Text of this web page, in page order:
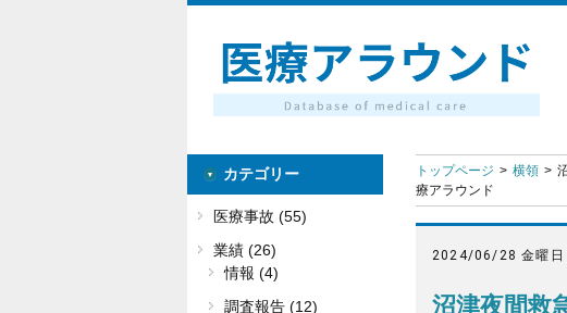
トップページ 横領
療アラウンド
2024/06/28 金曜
沼津夜間救
カテゴリー
医療事故 (55)
業績 (26)
情報 (4)
調査報告 (12)